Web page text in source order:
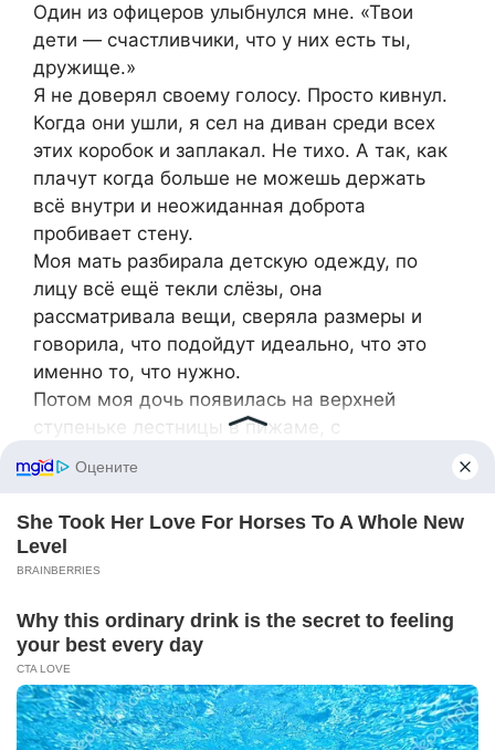
Один из офицеров улыбнулся мне. «Твои
дети — счастливчики, что у них есть ты,
дружище.»
Я не доверял своему голосу. Просто кивнул.
Когда они ушли, я сел на диван среди всех
этих коробок и заплакал. Не тихо. А так, как
плачут когда больше не можешь держать
всё внутри и неожиданная доброта
пробивает стену.
Моя мать разбирала детскую одежду, по
лицу всё ещё текли слёзы, она
рассматривала вещи, сверяла размеры и
говорила, что подойдут идеально, что это
именно то, что нужно.
Потом моя дочь появилась на верхней
ступеньке лестницы в пижаме, с
распущенными волосами, с широко
раскрытыми глазами.
«Папа, что это всё?»
Я вытер лицо. «Это подарок, милая. От очень
добрых людей.»
ближайшую коробку и достала розовую
зимнюю куртку, ещё в пластике. Прижала её
к груди.
«Это моё?»